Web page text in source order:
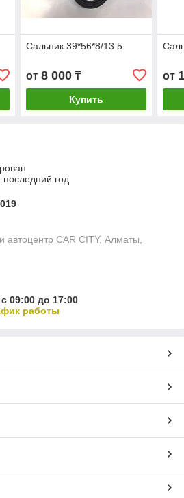
Сальник 39*56*8/13.5
от 8 000₸
Купить
от
год
автоцентр CAR CITY, Алматы,
09:00 до 17:00
работы